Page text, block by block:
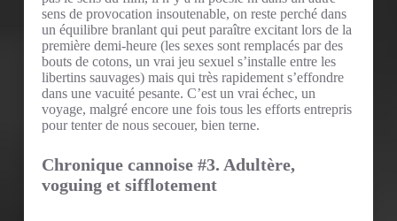
sens de provocation insoutenable, on reste perché dans
un équilibre branlant qui peut paraître excitant lors de la
première demi-heure (les sexes sont remplacés par des
bouts de cotons, un vrai jeu sexuel s’installe entre les
libertins sauvages) mais qui très rapidement s’effondre
dans une vacuité pesante. C’est un vrai échec, un
voyage, malgré encore une fois tous les efforts entrepris
pour tenter de nous secouer, bien terne.
Chronique cannoise #3. Adultère,
voguing et sifflotement